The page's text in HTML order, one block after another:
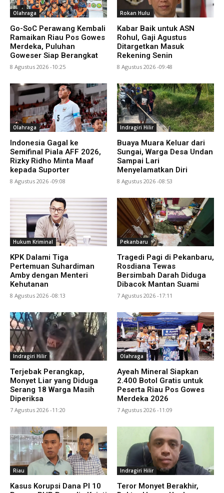
Olahraga
Go-SoC Perawang Kembali
Ramaikan Riau Pos Gowes
Merdeka, Puluhan
Goweser Siap Berangkat
8 Agustus 2026 -10:25
Rokan Hulu
Kabar Baik untuk ASN
Rohul, Gaji Agustus
Ditargetkan Masuk
Rekening Senin
8 Agustus 2026 -09:48
Olahraga
Indonesia Gagal ke
Semifinal Piala AFF 2026,
Rizky Ridho Minta Maaf
kepada Suporter
8 Agustus 2026 -09:08
Indragiri Hilir
Buaya Muara Keluar dari
Sungai, Warga Desa Undan
Sampai Lari
Menyelamatkan Diri
8 Agustus 2026 -08:53
Hukum Kriminal
KPK Dalami Tiga
Pertemuan Suhardiman
Amby dengan Menteri
Kehutanan
8 Agustus 2026 -08:13
Pekanbaru
Tragedi Pagi di Pekanbaru,
Rosdiana Tewas
Bersimbah Darah Diduga
Dibacok Mantan Suami
7 Agustus 2026 -17:11
Indragiri Hilir
Terjebak Perangkap,
Monyet Liar yang Diduga
Serang 18 Warga Masih
Diperiksa
7 Agustus 2026 -11:20
Olahraga
Ayeah Mineral Siapkan
2.400 Botol Gratis untuk
Peserta Riau Pos Gowes
Merdeka 2026
7 Agustus 2026 -11:09
Riau
Kasus Korupsi Dana PI 10
Indragiri Hilir
Teror Monyet Berakhir,